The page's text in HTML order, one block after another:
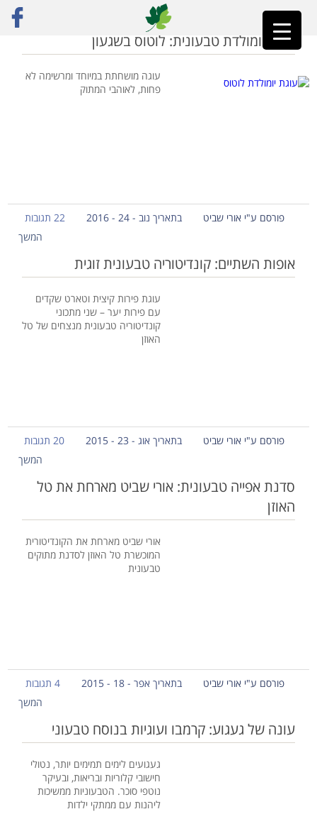
ראשי»אפייה טבעונית
עוגת יומולדת טבעונית: לוטוס בשגעון
עוגה מושחתת במיוחד ומרשימה לא
פחות, לאוהבי המתוק
פורסם ע"י אורי שביט בתאריך נוב - 24 - 2016
22 תגובות
המשך
אופות השתיים: קונדיטוריה טבעונית זוגית
עוגת פירות קיצית וטארט שקדים
עם פירות יער – שני מתכוני
קונדיטוריה טבעונית מנצחים של טל
האוזן
פורסם ע"י אורי שביט בתאריך אוג - 23 - 2015
20 תגובות
המשך
סדנת אפייה טבעונית: אורי שביט מארחת את טל
האוזן
אורי שביט מארחת את הקונדיטורית
המוכשרת טל האוזן לסדנת מתוקים
טבעונית
פורסם ע"י אורי שביט בתאריך אפר - 18 - 2015
4 תגובות
המשך
עונה של געגוע: קרמבו ועוגיות בנוסח טבעוני
געגועים לימים תמימים יותר, נטולי
חישובי קלוריות ובריאות, ובעיקר
נוטפי סוכר. הטבעוניות ממשיכות
ליהנות עם ממתקי ילדות